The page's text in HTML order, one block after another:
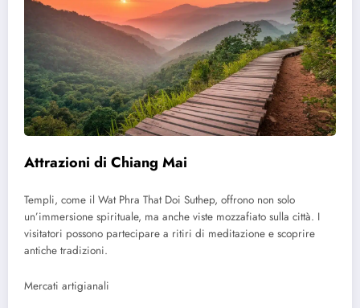
Attrazioni di Chiang Mai
Templi, come il Wat Phra That Doi Suthep, offrono non solo
un’immersione spirituale, ma anche viste mozzafiato sulla città. I ​​
visitatori possono partecipare a ritiri di meditazione e scoprire
antiche tradizioni.
Mercati artigianali